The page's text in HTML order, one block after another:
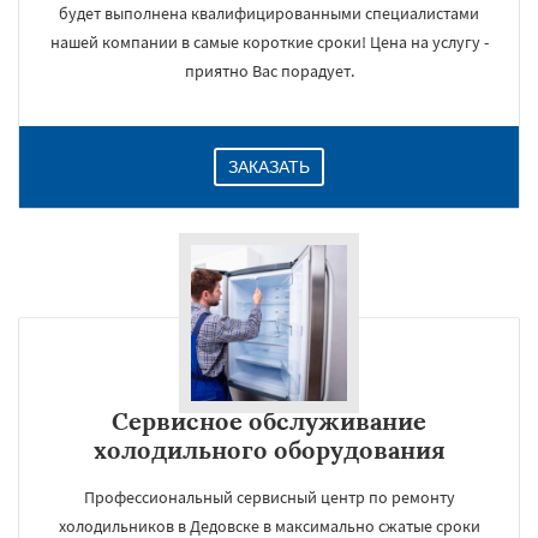
будет выполнена квалифицированными специалистами
нашей компании в самые короткие сроки! Цена на услугу -
приятно Вас порадует.
ЗАКАЗАТЬ
Сервисное обслуживание
холодильного оборудования
Профессиональный сервисный центр по ремонту
холодильников в Дедовске в максимально сжатые сроки